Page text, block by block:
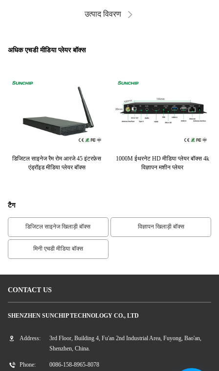
उत्पाद विवरण
अधिक एचडी मीडिया प्लेयर बॉक्स
डिजिटल साइनेज रैम रोम आरजे 45 इंटरफ़ेस
एंड्रॉइड मीडिया प्लेयर बॉक्स
1000M ईथरनेट HD मीडिया प्लेयर बॉक्स 4k
विज्ञापन मशीन प्लेयर
टैग
डिजिटल साइनेज खिलाड़ी बॉक्स विज्ञापन खिलाड़ी बॉक्स
मिनी एचडी मीडिया बॉक्स
CONTACT US
SHENZHEN SUNCHIP TECHNOLOGY CO., LTD
Address:
3rd Floor, Building 4, Fu'an 2nd Industrial Area, Fuyong, Bao'an,
Shenzhen, China.
Phone: 0086-158-8965-8078